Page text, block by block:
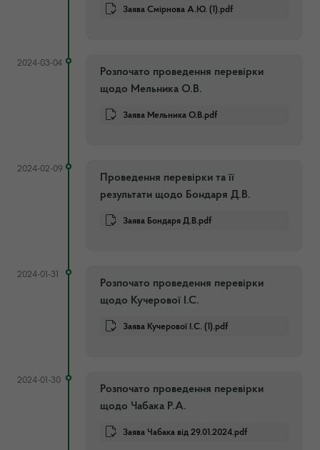
Заява Смірнова А.Ю. (1).pdf
2024-03-04
Розпочато проведення перевірки
щодо Мельника О.В.
Заява Мельника О.В.pdf
2024-02-09
Проведення перевірки та її
результати щодо Бондаря Д.В.
Заява Бондаря Д.В.pdf
2024-01-31
Розпочато проведення перевірки
щодо Кучерової І.С.
Заява Кучерової І.С. (1).pdf
2024-01-30
Розпочато проведення перевірки
щодо Чабака Р.А.
Заява Чабака від 29.01.2024.pdf